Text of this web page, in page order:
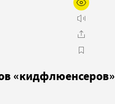
«кидфлюенсеров»